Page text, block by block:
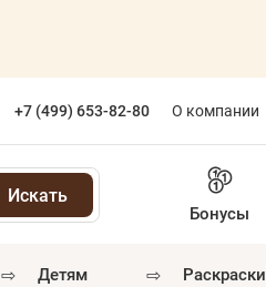
+7 (499) 653-82-80 О компании
Бонусы
⇨ детям ⇨ раскраски